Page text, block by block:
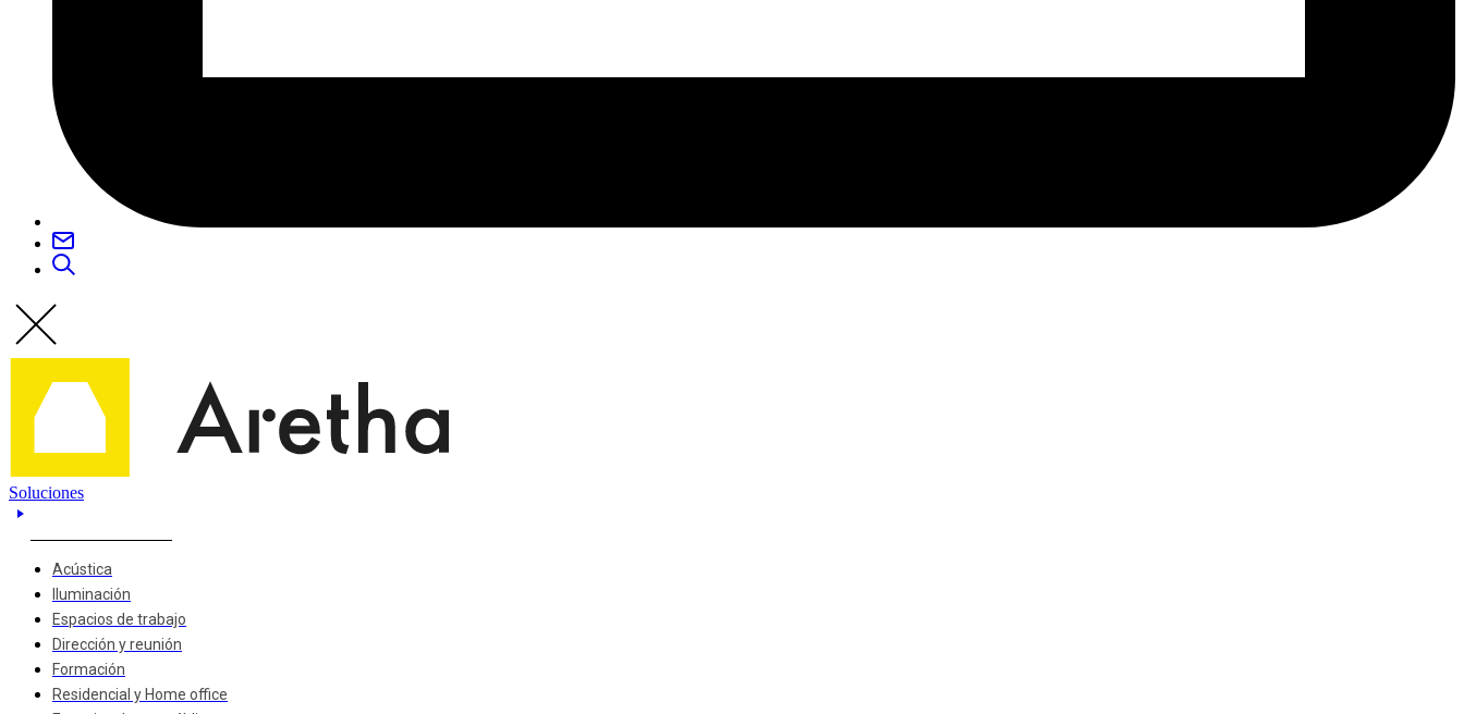
Soluciones
Acústica
Iluminación
Espacios de trabajo
Dirección y reunión
Formación
Residencial y Home office